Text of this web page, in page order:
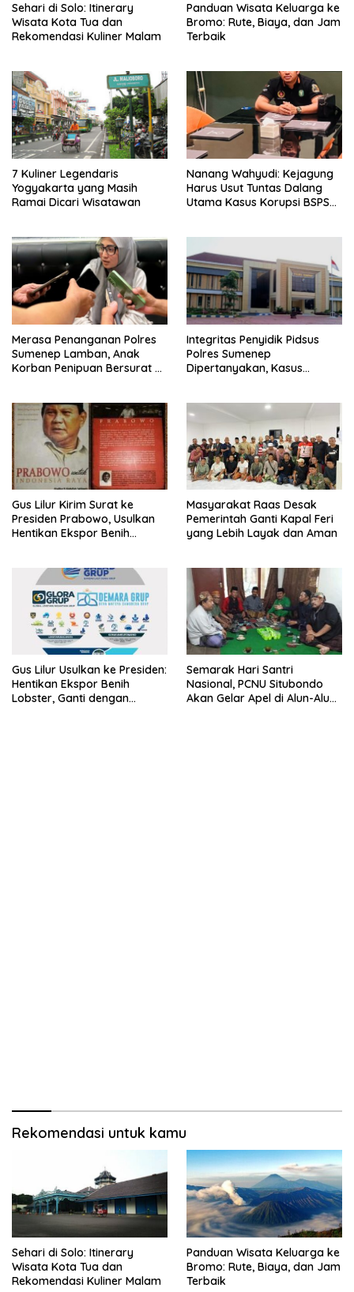
Sehari di Solo: Itinerary
Wisata Kota Tua dan
Rekomendasi Kuliner Malam
Panduan Wisata Keluarga ke
Bromo: Rute, Biaya, dan Jam
Terbaik
7 Kuliner Legendaris
Yogyakarta yang Masih
Ramai Dicari Wisatawan
Nanang Wahyudi: Kejagung
Harus Usut Tuntas Dalang
Utama Kasus Korupsi BSPS
Merasa Penanganan Polres
Sumenep Lamban, Anak
Korban Penipuan Bersurat ke
Integritas Penyidik Pidsus
Polres Sumenep
Dipertanyakan, Kasus
Kepastian
Gus Lilur Kirim Surat ke
Presiden Prabowo, Usulkan
Hentikan Ekspor Benih
Masyarakat Raas Desak
Pemerintah Ganti Kapal Feri
yang Lebih Layak dan Aman
Gus Lilur Usulkan ke Presiden:
Hentikan Ekspor Benih
Lobster, Ganti dengan
Semarak Hari Santri
Nasional, PCNU Situbondo
Akan Gelar Apel di Alun-Alun
Rekomendasi untuk kamu
Sehari di Solo: Itinerary
Wisata Kota Tua dan
Rekomendasi Kuliner Malam
Panduan Wisata Keluarga ke
Bromo: Rute, Biaya, dan Jam
Terbaik